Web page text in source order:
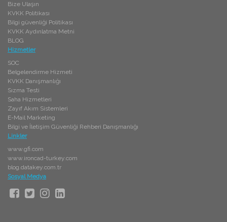
Bize Ulaşın
KVKK Politikası
Bilgi güvenliği Politikası
KVKK Aydınlatma Metni
BLOG
Hizmetler
SOC
Belgelendirme Hizmeti
KVKK Danışmanlığı
Sızma Testi
Saha Hizmetleri
Zayıf Akım Sistemleri
E-Mail Marketing
Bilgi ve İletişim Güvenliği Rehberi Danışmanlığı
Linkler
www.gfi.com
www.ironcad-turkey.com
blog.datakey.com.tr
Sosyal Medya